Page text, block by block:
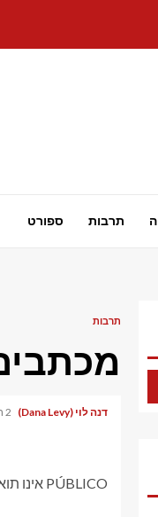
תרבות ספורט
תרבות
דנה לוי (Dana Levy) 2 חודשים ago
PÚBLICO אינו תואם עם Internet Explorer 10 או גרסאות נמוכות יותר. אנא עדכן את הדפדפן שלך.